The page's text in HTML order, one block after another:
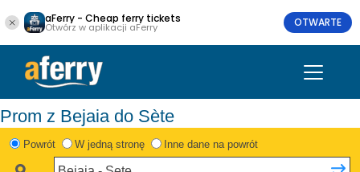
aFerry - Cheap ferry tickets
Otwórz w aplikacji aFerry OTWARTE
Prom z Bejaia do Sète
Powrót W jedną stronę Inne dane na powrót